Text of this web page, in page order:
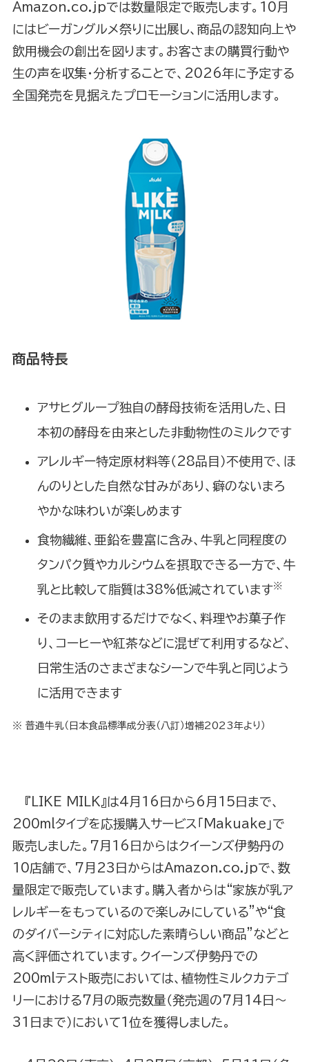
Amazon.co.jpでは数量限定で販売します。10月
にはビーガングルメ祭りに出展し、商品の認知向上や
飲用機会の創出を図ります。お客さまの購買行動や
生の声を収集・分析することで、2026年に予定する
全国発売を見据えたプロモーションに活用します。
商品特長
アサヒグループ独自の酵母技術を活用した、日
本初の酵母を由来とした非動物性のミルクです
アレルギー特定原材料等（28品目）不使用で、ほ
んのりとした自然な甘みがあり、癖のないまろ
やかな味わいが楽しめます
食物繊維、亜鉛を豊富に含み、牛乳と同程度の
タンパク質やカルシウムを摂取できる一方で、牛
乳と比較して脂質は38%低減されています※
そのまま飲用するだけでなく、料理やお菓子作
り、コーヒーや紅茶などに混ぜて利用するなど、
日常生活のさまざまなシーンで牛乳と同じよう
に活用できます
※ 普通牛乳（日本食品標準成分表（八訂）増補2023年より）
『LIKE MILK』は4月16日から6月15日まで、
200mlタイプを応援購入サービス「Makuake」で
販売しました。7月16日からはクイーンズ伊勢丹の
10店舗で、7月23日からはAmazon.co.jpで、数
量限定で販売しています。購入者からは“家族が乳ア
レルギーをもっているので楽しみにしている”や“食
のダイバーシティに対応した素晴らしい商品”などと
高く評価されています。クイーンズ伊勢丹での
200mlテスト販売においては、植物性ミルクカテゴ
リーにおける7月の販売数量（発売週の7月14日～
31日まで）において1位を獲得しました。